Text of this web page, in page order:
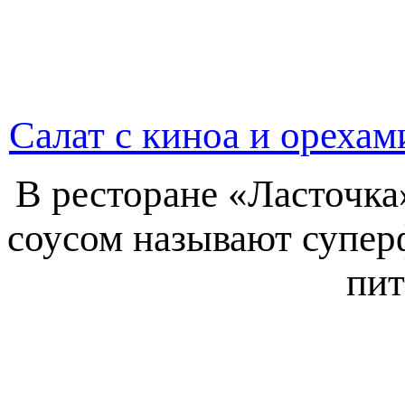
Салат с киноа и
В ресторане
соусом называют